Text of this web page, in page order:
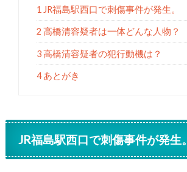
1 JR福島駅西口で刺傷事件が発生。
2 高橋清容疑者は一体どんな人物？
3 高橋清容疑者の犯行動機は？
4 あとがき
JR福島駅西口で刺傷事件が発生。